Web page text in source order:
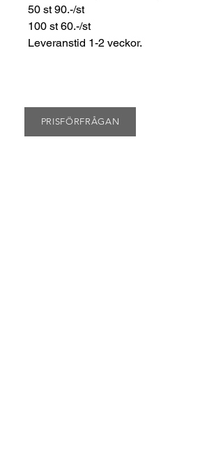
50 st 90.-/st
100 st 60.-/st
Leveranstid 1-2 veckor.
PRISFÖRFRÅGAN